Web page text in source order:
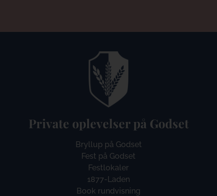
Private oplevelser på Godset
Bryllup på Godset
Fest på Godset
Festlokaler
1877-Laden
Book rundvisning